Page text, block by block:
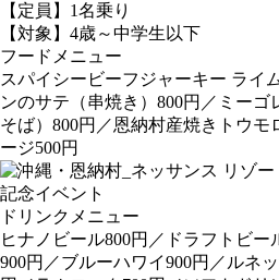
【定員】1名乗り
【対象】4歳～中学生以下
フードメニュー
スパイシービーフジャーキー ライ
ンのサテ（串焼き）800円／ミーゴ
そば）800円／恩納村産焼きトウモ
ージ500円
ドリンクメニュー
ヒナノビール800円／ドラフトビー
900円／ブルーハワイ900円／ルネ